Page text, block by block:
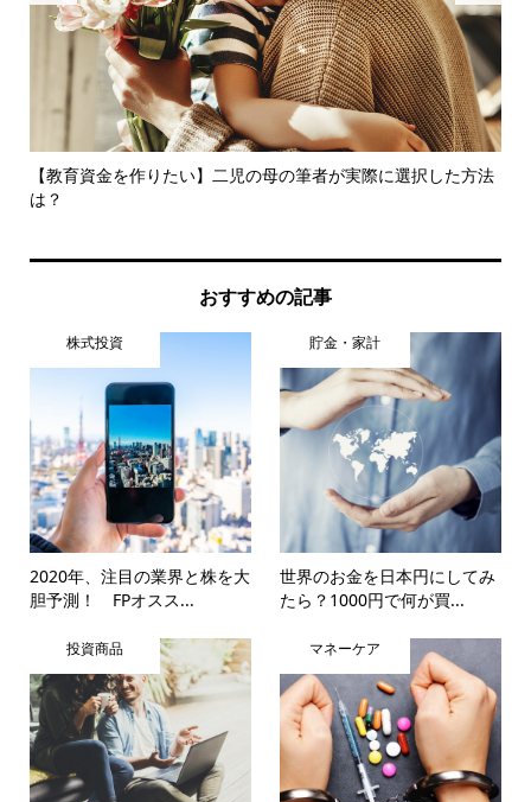
【教育資金を作りたい】二児の母の筆者が実際に選択した方法
は？
おすすめの記事
株式投資
2020年、注目の業界と株を大
胆予測！ FPオスス...
貯金・家計
世界のお金を日本円にしてみ
たら？1000円で何が買...
投資商品 マネーケア